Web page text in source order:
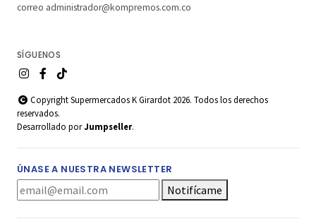
correo administrador@kompremos.com.co
SÍGUENOS
Copyright Supermercados K Girardot 2026. Todos los derechos
reservados.
Desarrollado porJumpseller.
ÚNASE A NUESTRA NEWSLETTER
Notifícame